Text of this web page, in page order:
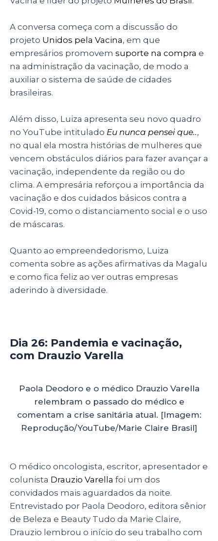
A conversa começa com a discussão do
projeto Unidos pela Vacina, em que
empresários promovem suporte na compra e
na administração da vacinação, de modo a
auxiliar o sistema de saúde de cidades
brasileiras.
Além disso, Luiza apresenta seu novo quadro
no YouTube intitulado Eu nunca pensei que..,
no qual ela mostra histórias de mulheres que
vencem obstáculos diários para fazer avançar a
vacinação, independente da região ou do
clima. A empresária reforçou a importância da
vacinação e dos cuidados básicos contra a
Covid-19, como o distanciamento social e o uso
de máscaras.
Quanto ao empreendedorismo, Luiza
comenta sobre as ações afirmativas da Magalu
e como fica feliz ao ver outras empresas
aderindo à diversidade.
Dia 26: Pandemia e vacinação,
com Drauzio Varella
Paola Deodoro e o médico Drauzio Varella
relembram o passado do médico e
comentam a crise sanitária atual. [Imagem:
Reprodução/YouTube/Marie Claire Brasil]
O médico oncologista, escritor, apresentador e
colunista Drauzio Varella foi um dos
convidados mais aguardados da noite.
Entrevistado por Paola Deodoro, editora sênior
de Beleza e Beauty Tudo da Marie Claire,
Drauzio lembrou o início do seu trabalho com